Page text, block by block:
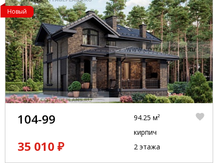
Новый
104-99
35 010 ₽
94.25 м²
кирпич
2 этажа